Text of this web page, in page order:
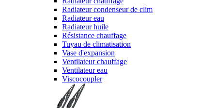
Radiateur condenseur de clim
Radiateur eau
Radiateur huile
Résistance chauffage
Tuyau de climatisation
Vase d'expansion
Ventilateur chauffage
Ventilateur eau
Viscocoupler